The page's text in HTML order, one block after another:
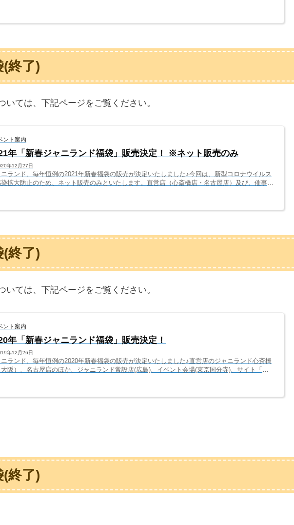
少し早いですが、2022年もジャニランドをよろしくお願いいたします。販売サイト・日程202
終了)
いては、下記ページをご覧ください。
ント案内
年「新春ジャニランド福袋」販売決定！ ※ネット販売のみ
年12月27日
ニランド、毎年恒例の2021年新春福袋の販売が決定いたしました♪今回は、新型コロナウイルス
拡大防止のため、ネット販売のみといたします。直営店（心斎橋店・名古屋店）及び、催事会
2021年もジャニランドをよろしくお願いいたします。販売サイト・日程2021年のジャニラン
終了)
いては、下記ページをご覧ください。
ント案内
年「新春ジャニランド福袋」販売決定！
年12月26日
ニランド、毎年恒例の2020年新春福袋の販売が決定いたしました♪直営店のジャニランド心斎橋
大阪）、名古屋店のほか、ジャニランド常設店(広島)、イベント会場(東京国分寺)、サイト「ジ
です。2020年もジャニランドをよろしくお願いいたします。販売場所・日程2020年のジャニ
終了)